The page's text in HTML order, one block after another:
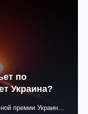
по
Украина?
премии Украины